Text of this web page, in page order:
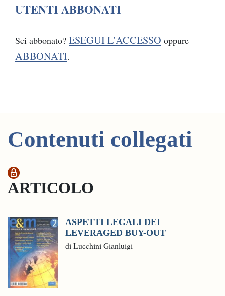
UTENTI ABBONATI
Sei abbonato? ESEGUI L'ACCESSO oppure
ABBONATI.
Contenuti collegati
ARTICOLO
ASPETTI LEGALI DEI
LEVERAGED BUY-OUT
di Lucchini Gianluigi